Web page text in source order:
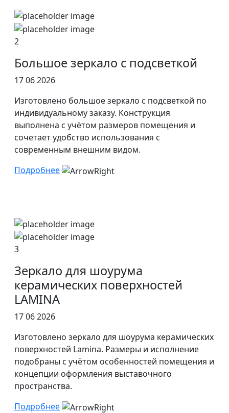
2
Большое зеркало с подсветкой
17 06 2026
Изготовлено большое зеркало с подсветкой по
индивидуальному заказу. Конструкция
выполнена с учётом размеров помещения и
сочетает удобство использования с
современным внешним видом.
Подробнее
3
Зеркало для шоурума
керамических поверхностей
LAMINA
17 06 2026
Изготовлено зеркало для шоурума керамических
поверхностей Lamina. Размеры и исполнение
подобраны с учётом особенностей помещения и
концепции оформления выставочного
пространства.
Подробнее